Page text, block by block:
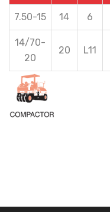
7.50-15 14 6
14/70-
20
20 L11